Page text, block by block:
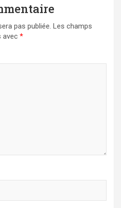
pas publiée. Les champs
avec *